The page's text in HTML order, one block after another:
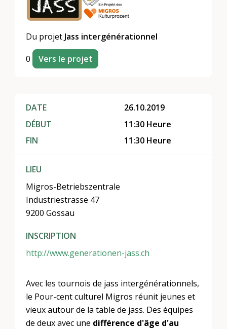
Du projet Jass intergénérationnel
0 Vers le projet
DATE
DÉBUT
FIN
26.10.2019
11:30 Heure
11:30 Heure
LIEU
Migros-Betriebszentrale
Industriestrasse 47
9200 Gossau
INSCRIPTION
http://www.generationen-jass.ch
Avec les tournois de jass intergénérationnels,
le Pour-cent culturel Migros réunit jeunes et
vieux autour de la table de jass. Des équipes
de deux avec une différence d'âge d'au